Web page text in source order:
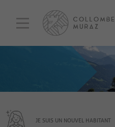
JE SUIS UN NOUVEL HABITANT